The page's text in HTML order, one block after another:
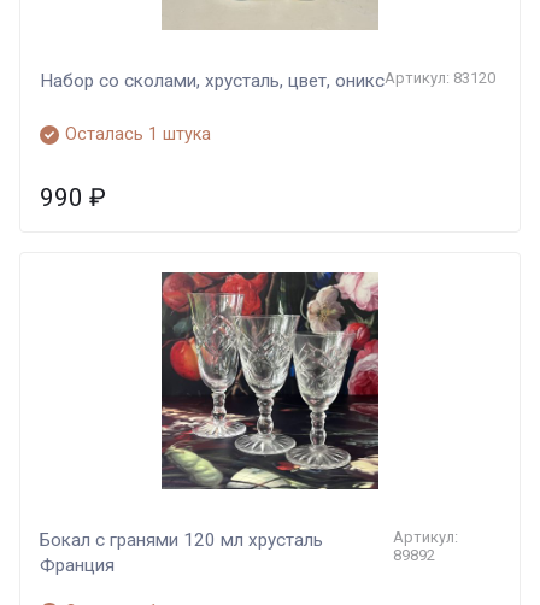
Набор со сколами, хрусталь, цвет, ониксАртикул: 83120
Осталась 1 штука
990 ₽
Бокал с гранями 120 мл хрусталь
Франция
Артикул:
89892